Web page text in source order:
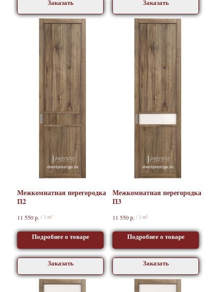
Заказать Заказать
Межкомнатная перегородка
П2
11 550р. / 1 m²
Подробнее о товаре
Заказать
Межкомнатная перегородка
П3
11 550р. / 1 m²
Подробнее о товаре
Заказать